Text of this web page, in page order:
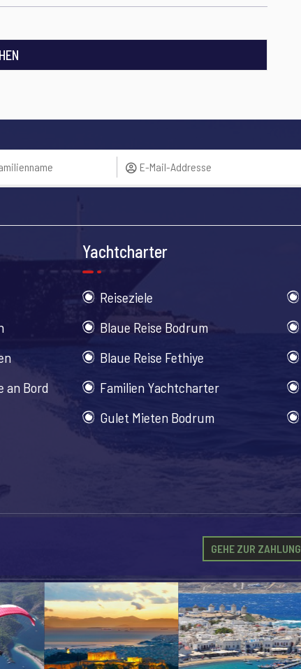
an Bord
Yachtcharter
Reiseziele
Blaue Reise Bodrum
Blaue Reise Fethiye
Familien Yachtcharter
Gulet Mieten Bodrum
GEHE ZUR ZAHLUNG